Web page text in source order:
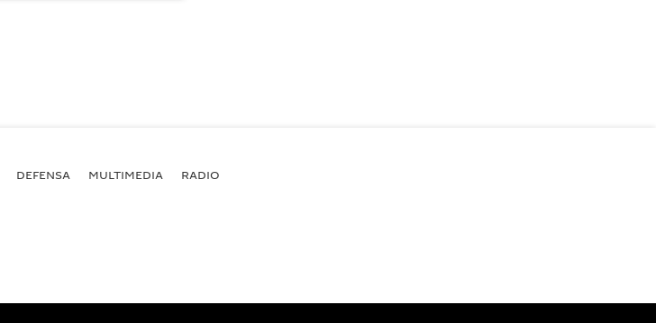
DEFENSA MULTIMEDIA RADIO